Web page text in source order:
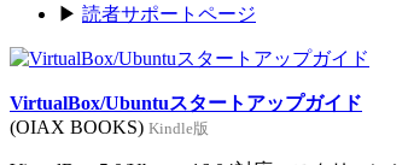
▶ 読者サポートページ
VirtualBox/Ubuntuスタートアップガイド
(OIAX BOOKS) Kindle版